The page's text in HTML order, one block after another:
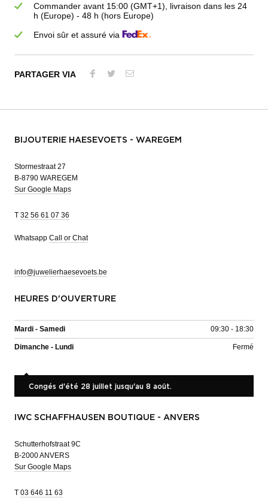
Commander avant 15:00 (GMT+1), livraison dans les 24
h (Europe) - 48 h (hors Europe)
Envoi sûr et assuré via
PARTAGER VIA
BIJOUTERIE HAESEVOETS - WAREGEM
Stormestraat 27
B-8790 WAREGEM
Sur Google Maps
T 32 56 61 07 36
Whatsapp Call or Chat
info@juwelierhaesevoets.be
HEURES D'OUVERTURE
Mardi - Samedi 09:30 - 18:30
Dimanche - Lundi Fermé
Congés d'été 28 juillet jusqu'au 8 août.
IWC SCHAFFHAUSEN BOUTIQUE - ANVERS
Schutterhofstraat 9C
B-2000 ANVERS
Sur Google Maps
T 03 646 11 63